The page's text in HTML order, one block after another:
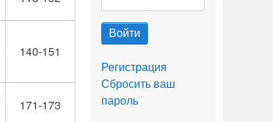
140-151
171-173
Регистрация
Сбросить ваш
пароль